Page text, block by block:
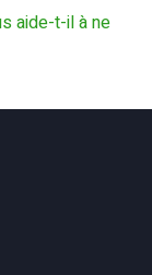
aide-t-il à ne